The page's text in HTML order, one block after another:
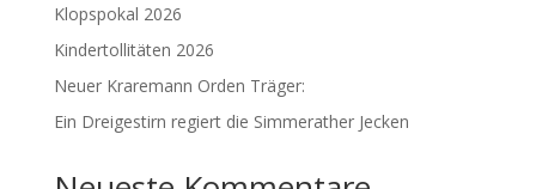
Klopspokal 2026
Kindertollitäten 2026
Neuer Kraremann Orden Träger:
Ein Dreigestirn regiert die Simmerather Jecken